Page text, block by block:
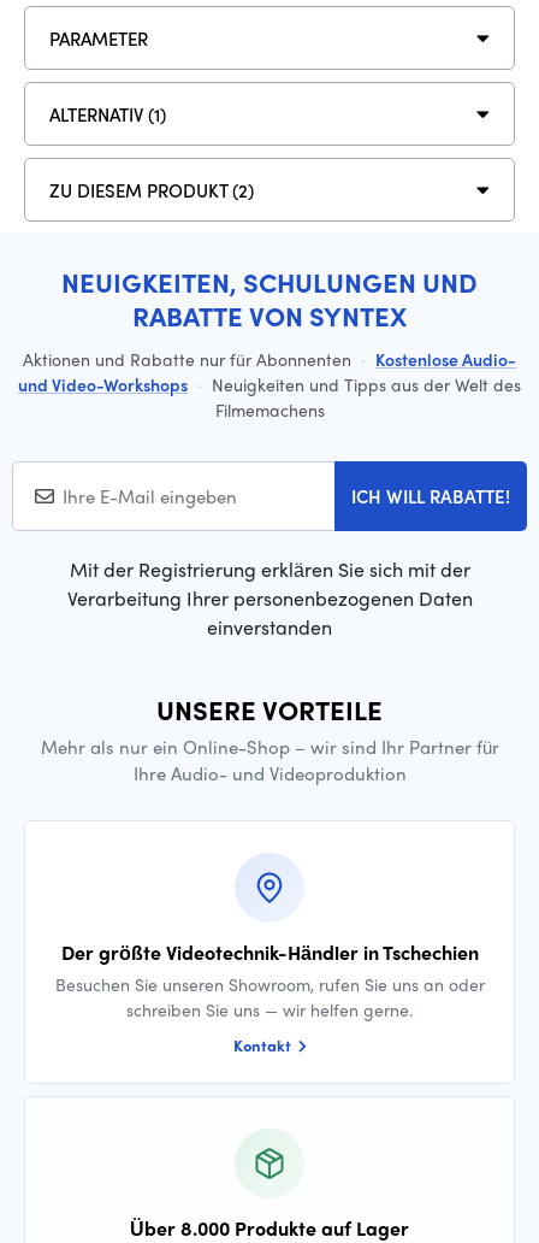
PARAMETER
ALTERNATIV (1)
ZU DIESEM PRODUKT (2)
NEUIGKEITEN, SCHULUNGEN UND
RABATTE VON SYNTEX
Aktionen und Rabatte nur für Abonnenten · Kostenlose Audio-
und Video-Workshops · Neuigkeiten und Tipps aus der Welt des
Filmemachens
ICH WILL RABATTE!
Mit der Registrierung erklären Sie sich mit der
Verarbeitung Ihrer personenbezogenen Daten
einverstanden
UNSERE VORTEILE
Mehr als nur ein Online-Shop – wir sind Ihr Partner für
Ihre Audio- und Videoproduktion
Der größte Videotechnik-Händler in Tschechien
Besuchen Sie unseren Showroom, rufen Sie uns an oder
schreiben Sie uns — wir helfen gerne.
Kontakt
Über 8.000 Produkte auf Lager